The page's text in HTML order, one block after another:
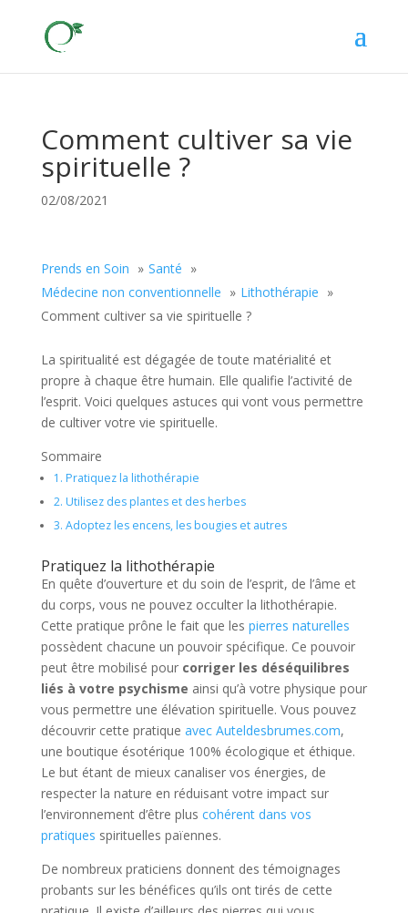
Comment cultiver sa vie
spirituelle ?
02/08/2021
Prends en Soin
Santé
Médecine non conventionnelle
Lithothérapie
Comment cultiver sa vie spirituelle ?
La spiritualité est dégagée de toute matérialité et
propre à chaque être humain. Elle qualifie l’activité de
l’esprit. Voici quelques astuces qui vont vous permettre
de cultiver votre vie spirituelle.
Sommaire
1. Pratiquez la lithothérapie
2. Utilisez des plantes et des herbes
3. Adoptez les encens, les bougies et autres
Pratiquez la lithothérapie
En quête d’ouverture et du soin de l’esprit, de l’âme et
du corps, vous ne pouvez occulter la lithothérapie.
Cette pratique prône le fait que les pierres naturelles
possèdent chacune un pouvoir spécifique. Ce pouvoir
peut être mobilisé pour corriger les déséquilibres
liés à votre psychisme ainsi qu’à votre physique pour
vous permettre une élévation spirituelle. Vous pouvez
découvrir cette pratique avec Auteldesbrumes.com,
une boutique ésotérique 100% écologique et éthique.
Le but étant de mieux canaliser vos énergies, de
respecter la nature en réduisant votre impact sur
l’environnement d’être plus cohérent dans vos
pratiques spirituelles païennes.
De nombreux praticiens donnent des témoignages
probants sur les bénéfices qu’ils ont tirés de cette